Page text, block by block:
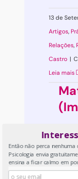
13 de
Artigos,
Relações,
Castro |
Leia mais
Há
Então não perca nenhuma
Psicologia envia
ensina a ficar calmo em